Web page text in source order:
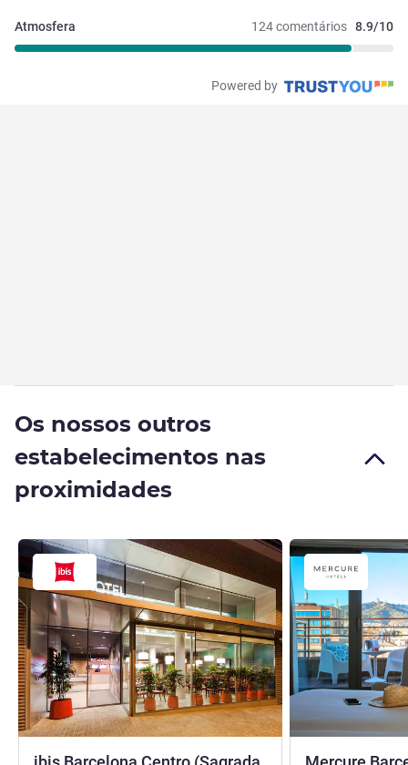
124 comentários 8.9/10
Atmosfera
Powered by
Os nossos outros
estabelecimentos nas
proximidades